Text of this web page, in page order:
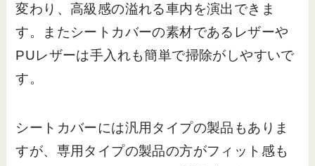
変わり、高級感の溢れる車内を演出できま
す。またシートカバーの素材であるレザーや
PUレザーは手入れも簡単で掃除がしやすいで
す。
シートカバーには汎用タイプの製品もありま
すが、専用タイプの製品の方がフィット感も